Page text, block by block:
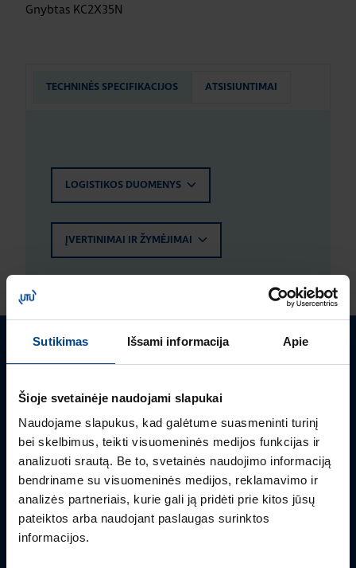
Sutikimas Išsami informacija Apie
Šioje svetainėje naudojami slapukai
Naudojame slapukus, kad galėtume suasmeninti turinį
bei skelbimus, teikti visuomeninės medijos funkcijas ir
analizuoti srautą. Be to, svetainės naudojimo informaciją
bendriname su visuomeninės medijos, reklamavimo ir
analizės partneriais, kurie gali ją pridėti prie kitos jūsų
pateiktos arba naudojant paslaugas surinktos
informacijos.
Gnybtas KC2X35N
TECHNINĖS SPECIFIKACIJOS ATSISIUNTIMAI
LOGISTIKOS DUOMENYS
ĮVERTINIMAI IR ŽYMĖJIMAI
Turite klausimų? Susisiekite
Mielai atsakysime į Jums aktualius klausimus.